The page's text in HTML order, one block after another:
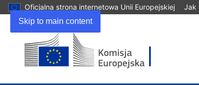
Skip to main content
Oficjalna strona internetowa Unii Europejskiej Jak